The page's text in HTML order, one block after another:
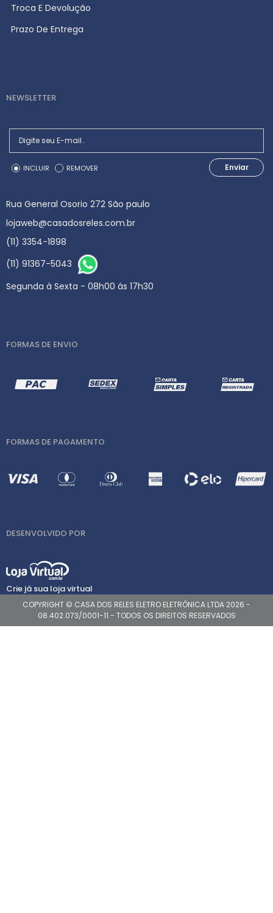
Troca E Devolução
Prazo De Entrega
NEWSLETTER
INCLUIR REMOVER Enviar
Rua General Osorio 272 São paulo
lojaweb@casadosreles.com.br
(11) 3354-1898
(11) 91367-5043
Segunda à Sexta - 08h00 ás 17h30
FORMAS DE ENVIO
FORMAS DE PAGAMENTO
DESENVOLVIDO POR
Crie já sua loja virtual
COPYRIGHT © CASA DOS RELES ELETRO ELETRÔNICA LTDA 2026 -
08.402.073/0001-11 - TODOS OS DIREITOS RESERVADOS